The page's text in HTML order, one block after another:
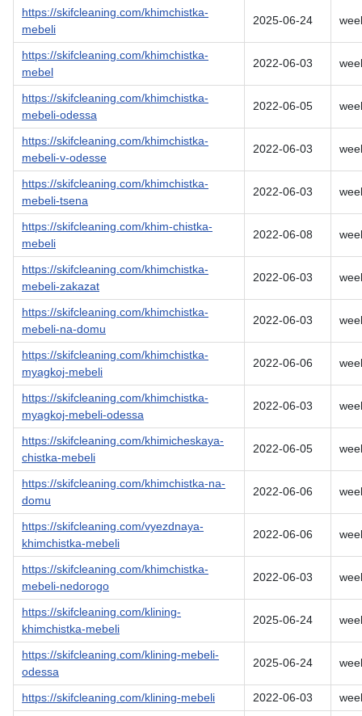
https://skifcleaning.com/khimchistka-
mebeli
2025-06-24
https://skifcleaning.com/khimchistka-
mebel
2022-06-03
https://skifcleaning.com/khimchistka-
mebeli-odessa
2022-06-05
https://skifcleaning.com/khimchistka-
mebeli-v-odesse
2022-06-03
https://skifcleaning.com/khimchistka-
mebeli-tsena
2022-06-03
https://skifcleaning.com/khim-chistka-
mebeli
2022-06-08
https://skifcleaning.com/khimchistka-
mebeli-zakazat
2022-06-03
https://skifcleaning.com/khimchistka-
mebeli-na-domu
2022-06-03
https://skifcleaning.com/khimchistka-
myagkoj-mebeli
2022-06-06
https://skifcleaning.com/khimchistka-
myagkoj-mebeli-odessa
2022-06-03
https://skifcleaning.com/khimicheskaya-
chistka-mebeli
2022-06-05
https://skifcleaning.com/khimchistka-na-
domu
2022-06-06
https://skifcleaning.com/vyezdnaya-
khimchistka-mebeli
2022-06-06
https://skifcleaning.com/khimchistka-
mebeli-nedorogo
2022-06-03
https://skifcleaning.com/klining-
khimchistka-mebeli
2025-06-24
https://skifcleaning.com/klining-mebeli-
odessa
2025-06-24
https://skifcleaning.com/klining-mebeli 2022-06-03